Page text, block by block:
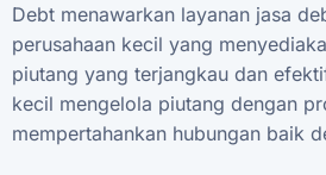
Debt menawarkan layanan jasa
perusahaan kecil yang
piutang yang terjangkau dan
kecil mengelola piutang dengan
mempertahankan hubungan baik